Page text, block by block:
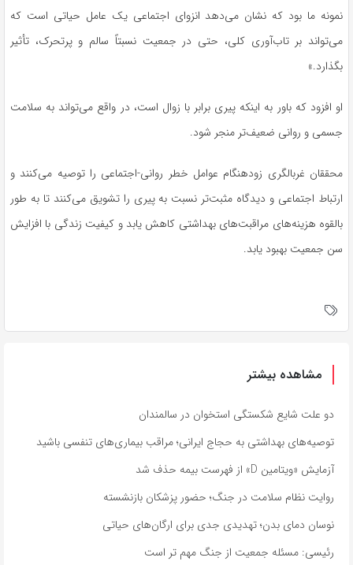
نمونه ما بود که نشان می‌دهد انزوای اجتماعی یک عامل حیاتی است که
می‌تواند بر تاب‌آوری کلی، حتی در جمعیت نسبتاً سالم و پرتحرک، تأثیر
بگذارد.»
او افزود که باور به اینکه پیری برابر با زوال است، در واقع می‌تواند به سلامت
جسمی و روانی ضعیف‌تر منجر شود.
محققان غربالگری زودهنگام عوامل خطر روانی-اجتماعی را توصیه می‌کنند و
ارتباط اجتماعی و دیدگاه مثبت‌تر نسبت به پیری را تشویق می‌کنند تا به طور
بالقوه هزینه‌های مراقبت‌های بهداشتی کاهش یابد و کیفیت زندگی با افزایش
سن جمعیت بهبود یابد.
مشاهده بیشتر
دو علت شایع شکستگی استخوان در سالمندان
توصیه‌های بهداشتی به حجاج ایرانی؛ مراقب بیماری‌های تنفسی باشید
آزمایش «ویتامین D» از فهرست بیمه حذف شد
روایت نظام سلامت در جنگ؛ حضور پزشکان بازنشسته
نوسان دمای بدن؛ تهدیدی جدی برای ارگان‌های حیاتی
رئیسی: مسئله جمعیت از جنگ مهم تر است